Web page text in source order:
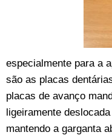
especialmente para a
são as placas
placas de avanço
ligeiramente
mantendo a garganta